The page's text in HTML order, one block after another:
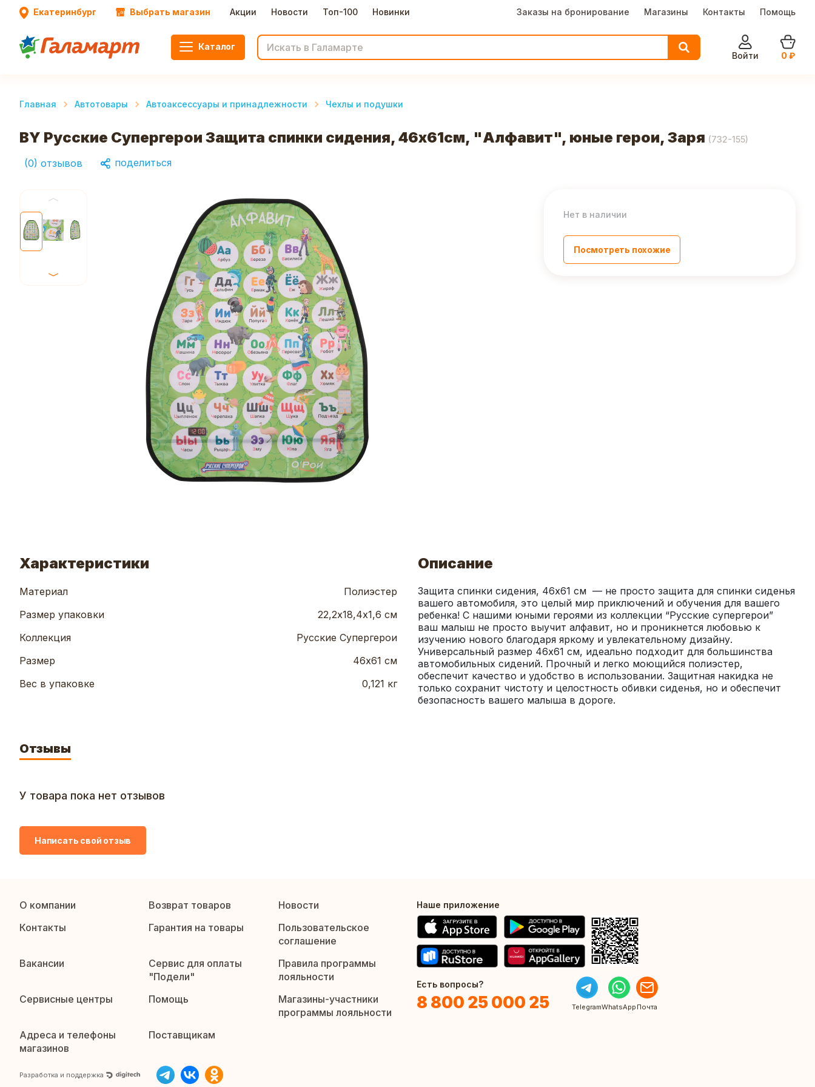
Екатеринбург Выбрать магазин Акции Новости Топ-100 Новинки Заказы на бронирование Магазины Контакты Помощь
Каталог
Войти
0 ₽
Главная Автотовары Автоаксессуары и принадлежности Чехлы и подушки
BY Русские Супергерои Защита спинки сидения, 46x61см, "Алфавит", юные герои, Заря (732-155)
(0) отзывов поделиться
Нет в наличии
Посмотреть похожие
Характеристики
Материал
Полиэстер
Размер упаковки
22,2х18,4х1,6 см
Коллекция
Русские Супергерои
Размер
46х61 см
Вес в упаковке
0,121 кг
Описание
Защита спинки сидения, 46x61 см  — не просто защита для спинки сиденья
вашего автомобиля, это целый мир приключений и обучения для вашего
ребенка! С нашими юными героями из коллекции “Русские супергерои”
ваш малыш не просто выучит алфавит, но и проникнется любовью к
изучению нового благодаря яркому и увлекательному дизайну.
Универсальный размер 46x61 см, идеально подходит для большинства
автомобильных сидений. Прочный и легко моющийся полиэстер,
обеспечит качество и удобство в использовании. Защитная накидка не
только сохранит чистоту и целостность обивки сиденья, но и обеспечит
безопасность вашего малыша в дороге.
Отзывы
У товара пока нет отзывов
Написать свой отзыв
О компании Возврат товаров
Новости
Контакты
Гарантия на товары
Пользовательское
соглашение
Вакансии
Сервис для оплаты
"Подели"
Правила программы
лояльности
Сервисные центры
Помощь
Магазины-участники
программы лояльности
Адреса и телефоны
магазинов
Поставщикам
Разработка и поддержка
Наше приложение
Есть вопросы?
8 800 25 000 25 TelegramWhatsApp Почта